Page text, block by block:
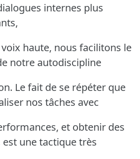
internes plus
haute, nous facilitons le
notre autodiscipline
Le fait de se répéter que
nos tâches avec
et obtenir des
une tactique très